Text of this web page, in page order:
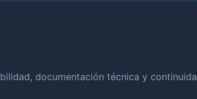
documentación técnica y